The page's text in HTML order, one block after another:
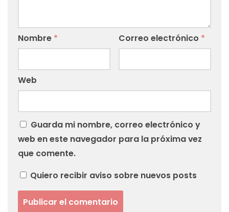
Nombre * Correo electrónico *
Web
Guarda mi nombre, correo electrónico y
web en este navegador para la próxima vez
que comente.
Quiero recibir aviso sobre nuevos posts